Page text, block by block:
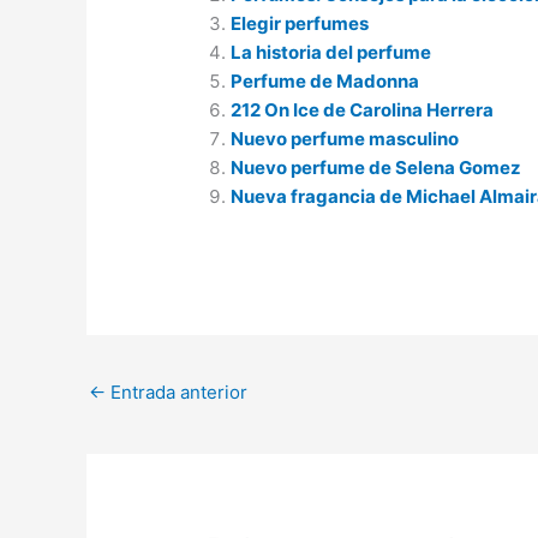
Elegir perfumes
La historia del perfume
Perfume de Madonna
212 On Ice de Carolina Herrera
Nuevo perfume masculino
Nuevo perfume de Selena Gomez
Nueva fragancia de Michael
← Entrada anterior